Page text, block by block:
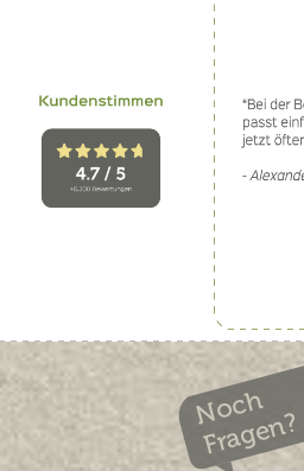
Noch
Fragen?